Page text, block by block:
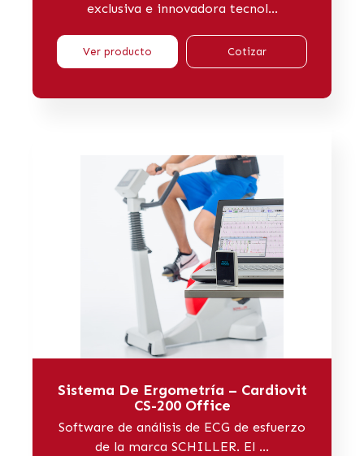
exclusiva e innovadora tecnol...
Ver producto Cotizar
Sistema De Ergometría – Cardiovit
CS-200 Office
Software de análisis de ECG de esfuerzo
de la marca SCHILLER. El ...